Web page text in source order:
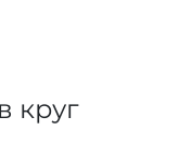
круг